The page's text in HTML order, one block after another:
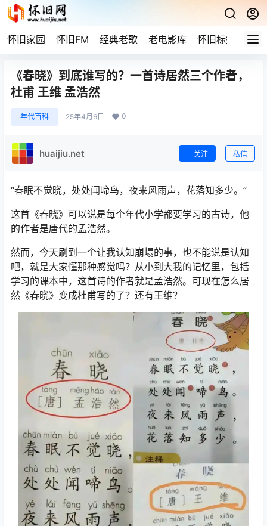
怀旧家园 怀旧FM 经典老歌 老电影库 怀旧标签 网
《春晓》到底谁写的？一首诗居然三个作者，
杜甫 王维 孟浩然
年代百科 25年4月6日 0
huaijiu.net 关注 私信
“春眠不觉晓，处处闻啼鸟，夜来风雨声，花落知多少。”
这首《春晓》可以说是每个年代小学都要学习的古诗，他
的作者是唐代的孟浩然。
然而，今天刷到一个让我认知崩塌的事，也不能说是认知
吧，就是大家懂那种感觉吗？从小到大我的记忆里，包括
学习的课本中，这首诗的作者就是孟浩然。可现在怎么居
然《春晓》变成杜甫写的了？还有王维？